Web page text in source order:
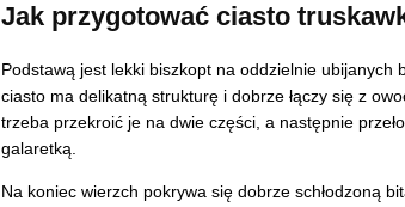
Jak przygotować ciasto
Podstawą jest lekki biszkopt na oddzielnie ubijanych
ciasto ma delikatną strukturę i dobrze łączy się z
trzeba przekroić je na dwie części, a następnie
galaretką.
Na koniec wierzch pokrywa się dobrze schłodzoną